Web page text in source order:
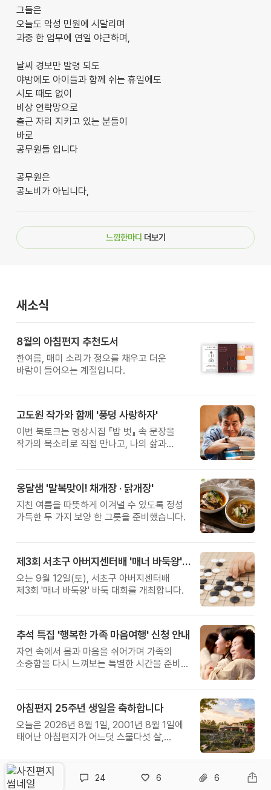
그들은
오늘도 악성 민원에 시달리며
과중 한 업무에 연일 야근하며,
날씨 경보만 발령 되도
야밤에도 아이들과 함께 쉬는 휴일에도
시도 때도 없이
비상 연락망으로
출근 자리 지키고 있는 분들이
바로
공무원들 입니다
공무원은
공노비가 아닙니다,
느낌한마디 더보기
새소식
8월의 아침편지 추천도서
한여름, 매미 소리가 정오를 채우고 더운
바람이 들어오는 계절입니다.
고도원 작가와 함께 '풍덩 사랑하자'
이번 북토크는 명상시집 『밥 벗』 속 문장을
작가의 목소리로 직접 만나고, 나의 삶과
옹달샘 '말복맞이! 채개장 · 닭개장'
지친 여름을 따뜻하게 이겨낼 수 있도록 정성
가득한 두 가지 보양 한 그릇을 준비했습니다.
제3회 서초구 아버지센터배 '매너 바둑왕' 대회
오는 9월 12일(토), 서초구 아버지센터배
제3회 '매너 바둑왕' 바둑 대회를 개최합니다.
추석 특집 '행복한 가족 마음여행' 신청 안내
자연 속에서 몸과 마음을 쉬어가며 가족의
소중함을 다시 느껴보는 특별한 시간을 준비해
아침편지 25주년 생일을 축하합니다
오늘은 2026년 8월 1일, 2001년 8월 1일에
태어난 아침편지가 어느덧 스물다섯 살,
24 6 6